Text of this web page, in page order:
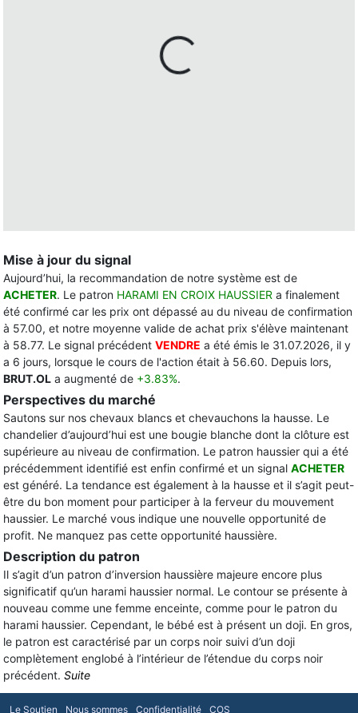
Mise à jour du signal
Aujourd’hui, la recommandation de notre système est de
ACHETER. Le patron HARAMI EN CROIX HAUSSIER a finalement
été confirmé car les prix ont dépassé au du niveau de confirmation
à 57.00, et notre moyenne valide de achat prix s'élève maintenant
à 58.77. Le signal précédent VENDRE a été émis le 31.07.2026, il y
a 6 jours, lorsque le cours de l'action était à 56.60. Depuis lors,
BRUT.OL a augmenté de +3.83%.
Perspectives du marché
Sautons sur nos chevaux blancs et chevauchons la hausse. Le
chandelier d’aujourd’hui est une bougie blanche dont la clôture est
supérieure au niveau de confirmation. Le patron haussier qui a été
précédemment identifié est enfin confirmé et un signal ACHETER
est généré. La tendance est également à la hausse et il s’agit peut-
être du bon moment pour participer à la ferveur du mouvement
haussier. Le marché vous indique une nouvelle opportunité de
profit. Ne manquez pas cette opportunité haussière.
Description du patron
Il s’agit d’un patron d’inversion haussière majeure encore plus
significatif qu’un harami haussier normal. Le contour se présente à
nouveau comme une femme enceinte, comme pour le patron du
harami haussier. Cependant, le bébé est à présent un doji. En gros,
le patron est caractérisé par un corps noir suivi d’un doji
complètement englobé à l’intérieur de l’étendue du corps noir
précédent. Suite
Le Soutien Nous sommes Confidentialité COS